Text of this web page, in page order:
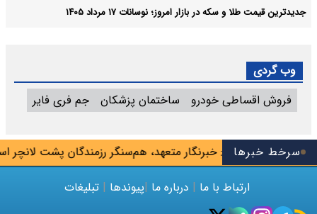
سرخط خبرها
محسنی اژه‌ای: خبرنگار متعهد، هم‌سنگر رزمندگان پشت لانچر است
جدیدترین قیمت طلا و سکه در بازار امروز؛ نوسانات ۱۷ مرداد ۱۴۰۵
وب گردی
فروش اقساطی خودرو
ساختمان پزشکان جم فری فایر
ارتباط با ما | درباره ما |پیوندها | تبلیغات